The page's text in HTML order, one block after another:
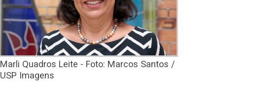
Marli Quadros Leite - Foto: Marcos Santos /
USP Imagens